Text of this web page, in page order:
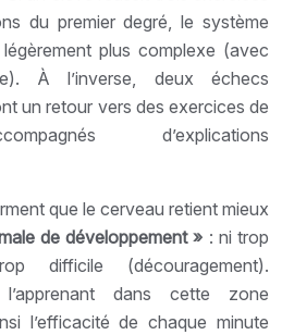
du premier degré, le système
plus complexe (avec
À l’inverse, deux échecs
un retour vers des exercices de
d’explications
que le cerveau retient mieux
de développement » : ni trop
difficile (découragement).
l’apprenant dans cette zone
l’efficacité de chaque minute